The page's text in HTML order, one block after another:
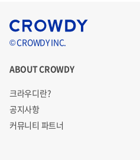
© CROWDY INC.
ABOUT CROWDY
크라우디란?
공지사항
커뮤니티 파트너